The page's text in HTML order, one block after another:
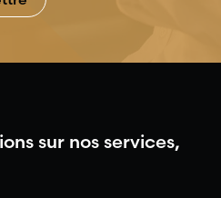
sur nos services,